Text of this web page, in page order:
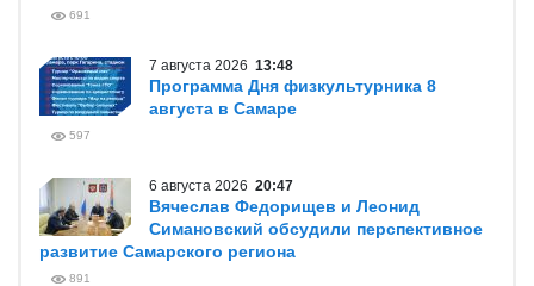
691
7 августа 2026 13:48
Программа Дня физкультурника 8
августа в Самаре
597
6 августа 2026 20:47
Вячеслав Федорищев и Леонид
Симановский обсудили перспективное
развитие Самарского региона
891